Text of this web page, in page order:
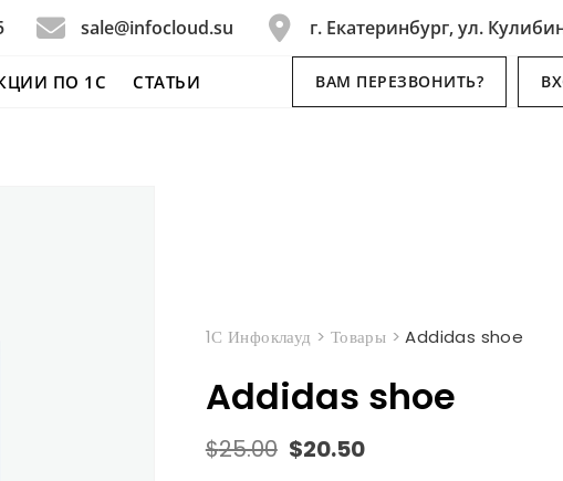
sale@infocloud.su г. Екатеринбург, ул.
ПО 1С СТАТЬИ ВАМ ПЕРЕЗВОНИТЬ?
1С Инфоклауд > Товары >Addidas shoe
Addidas shoe
$25.00 Первоначальная
$20.50